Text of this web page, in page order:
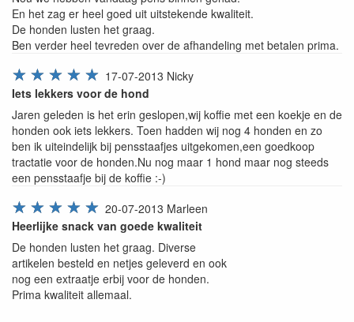
En het zag er heel goed uit uitstekende kwaliteit.
De honden lusten het graag.
Ben verder heel tevreden over de afhandeling met betalen prima.
☆
☆
☆
☆
☆ 17-07-2013 Nicky
Iets lekkers voor de hond
Jaren geleden is het erin geslopen,wij koffie met een koekje en de
honden ook iets lekkers. Toen hadden wij nog 4 honden en zo
ben ik uiteindelijk bij pensstaafjes uitgekomen,een goedkoop
tractatie voor de honden.Nu nog maar 1 hond maar nog steeds
een pensstaafje bij de koffie :-)
☆
☆
☆
☆
☆ 20-07-2013 Marleen
Heerlijke snack van goede kwaliteit
De honden lusten het graag. Diverse
artikelen besteld en netjes geleverd en ook
nog een extraatje erbij voor de honden.
Prima kwaliteit allemaal.